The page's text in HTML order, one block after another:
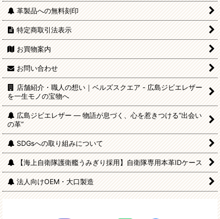
革製品への無料刻印
特定商取引法表示
お買物案内
お問い合わせ
店舗紹介・職人の想い｜ベルズスクエア - 広島ジビエレザー
を一生モノの宝物へ
広島ジビエレザー — 物語が息づく、心を惹きつける“出会い
の革”
SDGsへの取り組みについて
【海上自衛隊護衛艦うみぎり採用】自衛隊専用本革IDケース
法人向けOEM・大口製造